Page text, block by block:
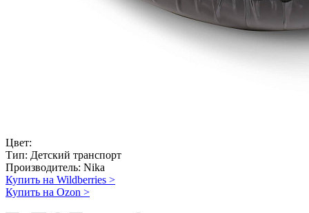
Цвет:
Тип: Детский транспорт
Производитель: Nika
Купить на Wildberries >
Купить на Ozon >